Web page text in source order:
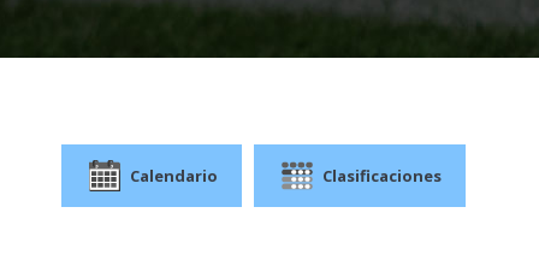
Calendario Clasificaciones